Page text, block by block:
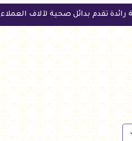
صحية لآلاف العملاء في الدول العربية